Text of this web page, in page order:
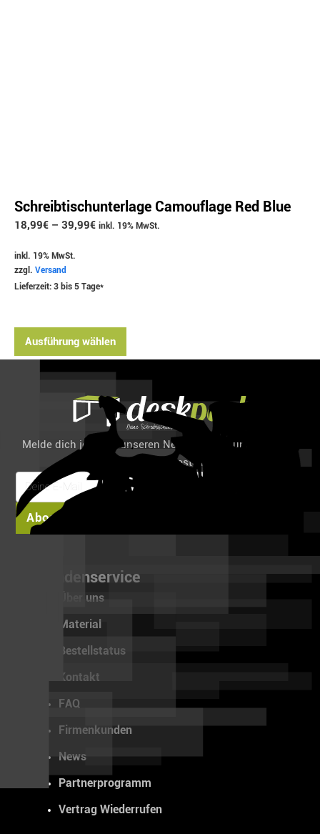
Schreibtischunterlage Camouflage Red Blue
18,99€ – 39,99€ inkl. 19% MwSt.
inkl. 19% MwSt.
zzgl. Versand
Lieferzeit: 3 bis 5 Tage*
Ausführung wählen
Melde dich jetzt für unseren Newsletter an und spare 6%
auf deine erste Bestellung!
Abonnieren
Kundenservice
Über uns
Material
Bestellstatus
Kontakt
FAQ
Firmenkunden
News
Partnerprogramm
Vertrag Wiederrufen